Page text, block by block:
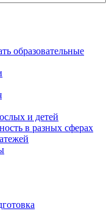
образовательные
и детей
в разных сферах